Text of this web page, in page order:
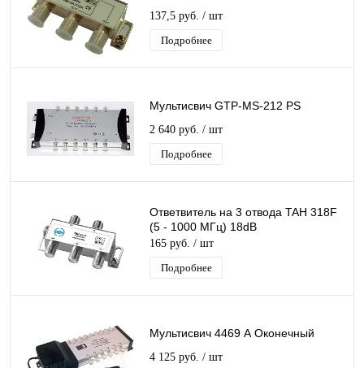
137,5 руб. / шт
Подробнее
Мультисвич GTP-MS-212 PS
2 640 руб. / шт
Подробнее
Ответвитель на 3 отвода TAH 318F
(5 - 1000 МГц) 18dB
165 руб. / шт
Подробнее
Мультисвич 4469 А Оконечный
4 125 руб. / шт